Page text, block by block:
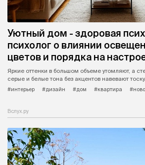
Уютный дом - здоровая
психолог о влиянии
цветов и порядка на
Яркие оттенки в большом объеме утомляют, а
серые и белые тона без акцентов навевают тоску.
#интерьер
#дизайн #дом #квартира
Вслух.ру